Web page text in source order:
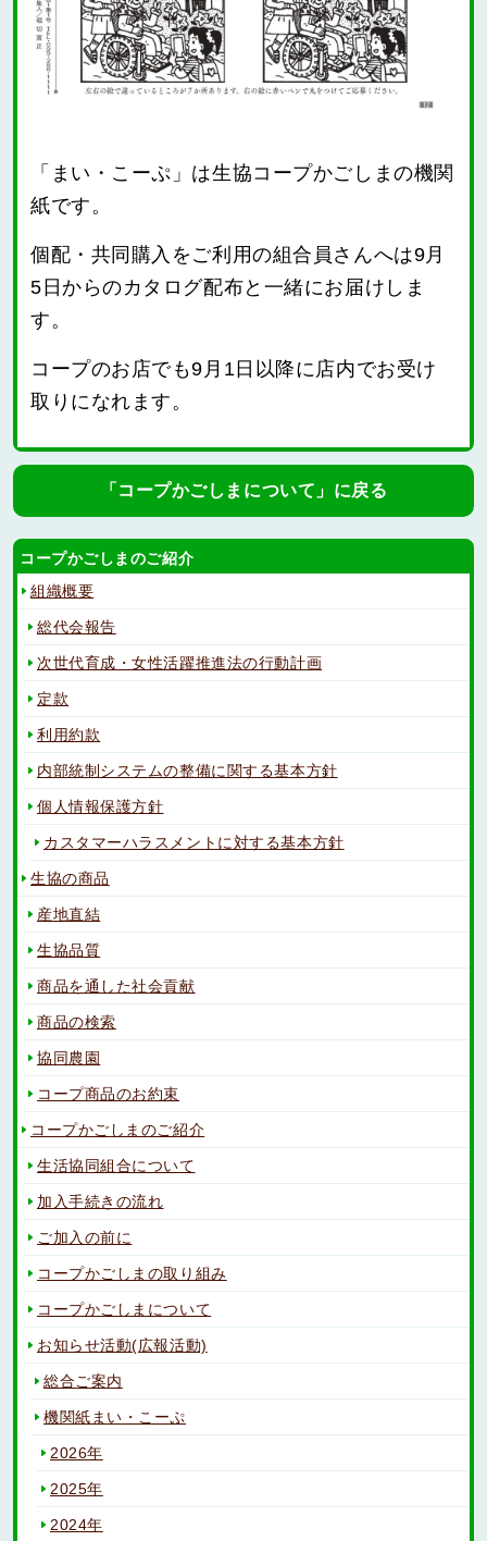
「まい・こーぷ」は生協コープかごしまの機関
紙です。
個配・共同購入をご利用の組合員さんへは9月
5日からのカタログ配布と一緒にお届けしま
す。
コープのお店でも9月1日以降に店内でお受け
取りになれます。
「コープかごしまについて」に戻る
コープかごしまのご紹介
組織概要
総代会報告
次世代育成・女性活躍推進法の行動計画
定款
利用約款
内部統制システムの整備に関する基本方針
個人情報保護方針
カスタマーハラスメントに対する基本方針
生協の商品
産地直結
生協品質
商品を通した社会貢献
商品の検索
協同農園
コープ商品のお約束
コープかごしまのご紹介
生活協同組合について
加入手続きの流れ
ご加入の前に
コープかごしまの取り組み
コープかごしまについて
お知らせ活動(広報活動)
総合ご案内
機関紙まい・こーぷ
2026年
2025年
2024年